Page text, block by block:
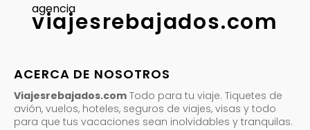
agencia
viajesrebajados.com
ACERCA DE NOSOTROS
Viajesrebajados.com Todo para tu viaje. Tiquetes de
avión, vuelos, hoteles, seguros de viajes, visas y todo
para que tus vacaciones sean inolvidables y tranquilas.